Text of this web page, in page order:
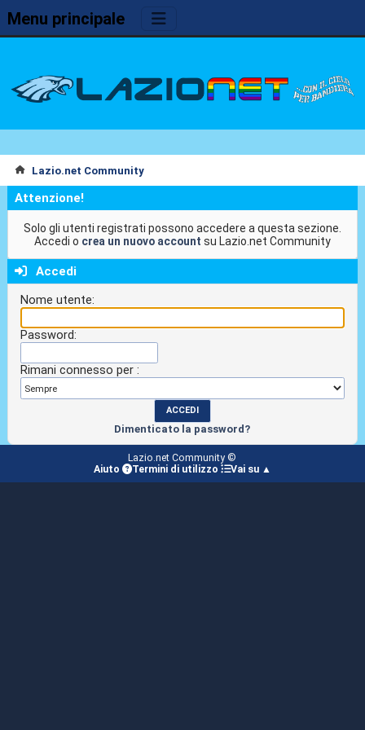
Menu principale
Lazio.net Community
Attenzione!
Solo gli utenti registrati possono accedere a questa sezione.
Accedi o crea un nuovo account su Lazio.net Community
Accedi
Nome utente:
Password:
Rimani connesso per :
Dimenticato la password?
Lazio.net Community ©
Aiuto
Termini di utilizzo Vai su ▲